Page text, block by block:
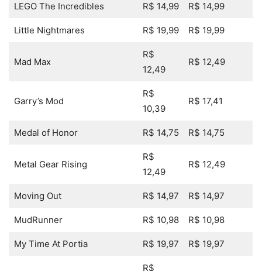
LEGO The Incredibles R$ 14,99 R$ 14,99
Little Nightmares R$ 19,99 R$ 19,99
Mad Max
R$
12,49
R$ 12,49
Garry’s Mod
R$
10,39
R$ 17,41
Medal of Honor R$ 14,75 R$ 14,75
Metal Gear Rising
R$
12,49
R$ 12,49
Moving Out R$ 14,97 R$ 14,97
MudRunner R$ 10,98 R$ 10,98
My Time At Portia R$ 19,97 R$ 19,97
R$